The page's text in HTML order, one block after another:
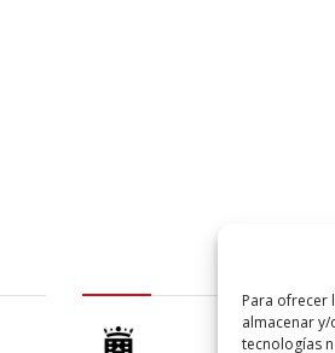
Para ofrecer
almacenar
tecnologías